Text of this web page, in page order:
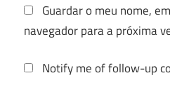
Guardar o meu nome,
navegador para a próxima
Notify me of follow-up